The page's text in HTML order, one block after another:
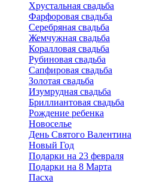
Хрустальная свадьба
Фарфоровая свадьба
Серебряная свадьба
Жемчужная свадьба
Коралловая свадьба
Рубиновая свадьба
Сапфировая свадьба
Золотая свадьба
Изумрудная свадьба
Бриллиантовая свадьба
Рождение ребенка
Новоселье
День Святого Валентина
Новый Год
Подарки на 23 февраля
Подарки на 8 Марта
Пасха